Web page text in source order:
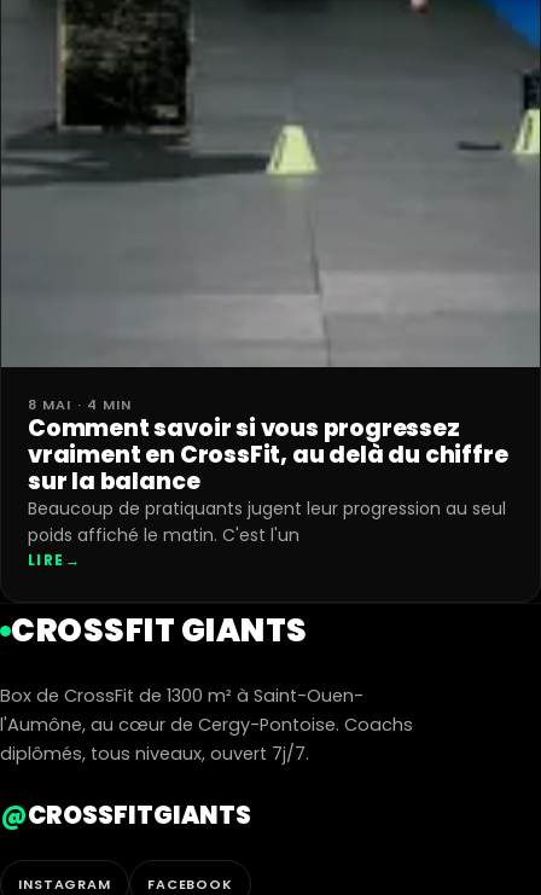
8 MAI · 4 MIN
Comment savoir si vous progressez
vraiment en CrossFit, au delà du chiffre
sur la balance
Beaucoup de pratiquants jugent leur progression au seul
poids affiché le matin. C'est l'un
LIRE →
CROSSFIT GIANTS
Box de CrossFit de 1300 m² à Saint-Ouen-
l'Aumône, au cœur de Cergy-Pontoise. Coachs
diplômés, tous niveaux, ouvert 7j/7.
@CROSSFITGIANTS
INSTAGRAM FACEBOOK